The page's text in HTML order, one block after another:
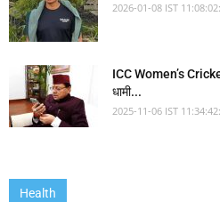
2026-01-08 IST
ICC Women’s
धामी...
2025-11-06 IST
Health